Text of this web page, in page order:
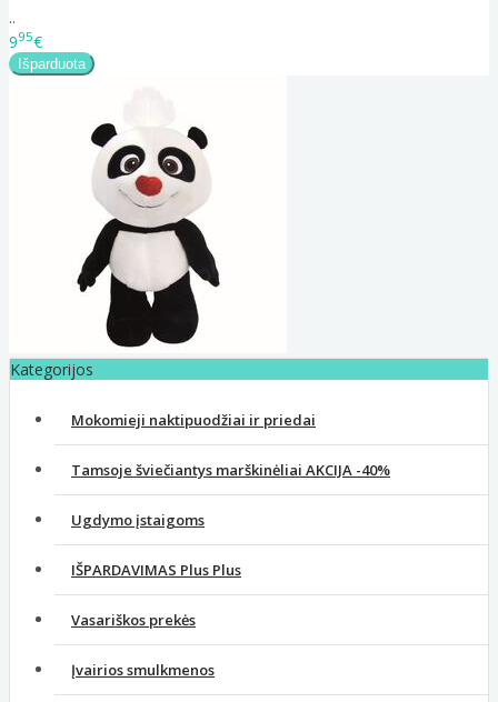
..
995€
Kategorijos
Mokomieji naktipuodžiai ir priedai
Tamsoje šviečiantys marškinėliai AKCIJA -40%
Ugdymo įstaigoms
IŠPARDAVIMAS Plus Plus
Vasariškos prekės
Įvairios smulkmenos